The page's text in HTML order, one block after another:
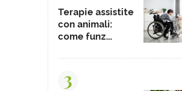
Terapie assistite
con animali:
come funz...
3